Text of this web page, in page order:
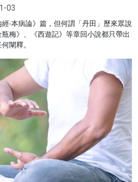
03
經‧本病論》篇，但何謂「丹田」歷來眾說
梅》、《西遊記》等章回小說都只帶出
闡釋。